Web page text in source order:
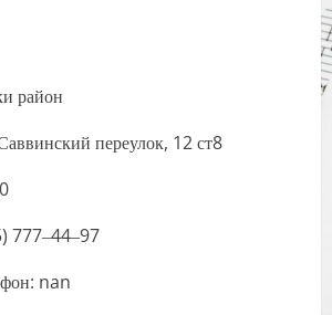
район
переулок, 12 ст8
777‒44‒97
nan